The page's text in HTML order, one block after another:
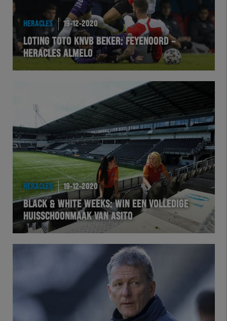
HERACLES 19-12-2020
LOTING TOTO KNVB BEKER: FEYENOORD –
HERACLES ALMELO
HERACLES 19-12-2020
BLACK & WHITE WEEKS: WIN EEN VOLLEDIGE
HUISSCHOONMAAK VAN ASITO